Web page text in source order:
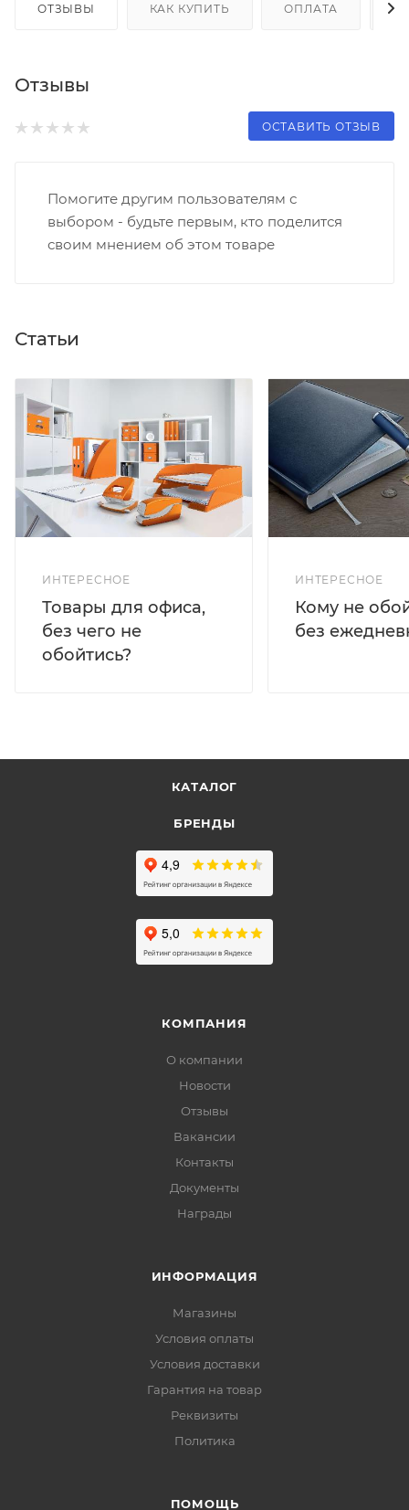
ОТЗЫВЫ КАК КУПИТЬ ОПЛАТА
Отзывы
ОСТАВИТЬ ОТЗЫВ
Помогите другим пользователям с
выбором - будьте первым, кто поделится
своим мнением об этом товаре
Статьи
ИНТЕРЕСНОЕ
Товары для офиса,
без чего не
обойтись?
ИНТЕРЕСНОЕ
Кому не
без
КАТАЛОГ
БРЕНДЫ
КОМПАНИЯ
О компании
Новости
Отзывы
Вакансии
Контакты
Документы
Награды
ИНФОРМАЦИЯ
Магазины
Условия оплаты
Условия доставки
Гарантия на товар
Реквизиты
Политика
ПОМОЩЬ